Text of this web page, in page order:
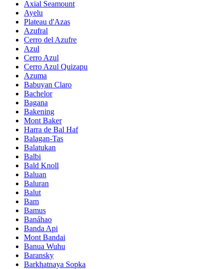
Axial Seamount
Ayelu
Plateau d'Azas
Azufral
Cerro del Azufre
Azul
Cerro Azul
Cerro Azul Quizapu
Azuma
Babuyan Claro
Bachelor
Bagana
Bakening
Mont Baker
Harra de Bal Haf
Balagan-Tas
Balatukan
Balbi
Bald Knoll
Baluan
Baluran
Balut
Bam
Bamus
Banáhao
Banda Api
Mont Bandai
Banua Wuhu
Baransky
Barkhatnaya Sopka